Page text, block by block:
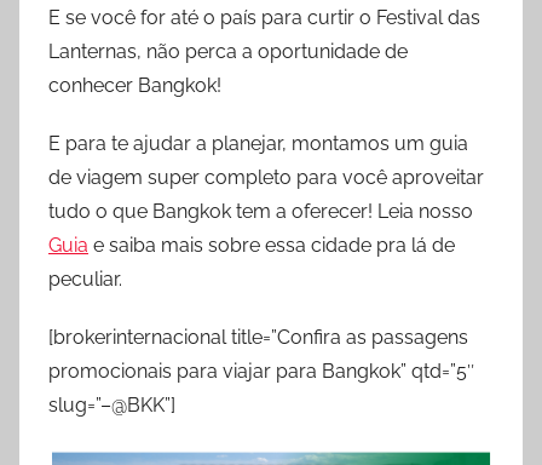
E se você for até o país para curtir o Festival das
Lanternas, não perca a oportunidade de
conhecer Bangkok!
E para te ajudar a planejar, montamos um guia
de viagem super completo para você aproveitar
tudo o que Bangkok tem a oferecer! Leia nosso
Guia e saiba mais sobre essa cidade pra lá de
peculiar.
[brokerinternacional title=”Confira as passagens
promocionais para viajar para Bangkok” qtd=”5″
slug=”–@BKK”]